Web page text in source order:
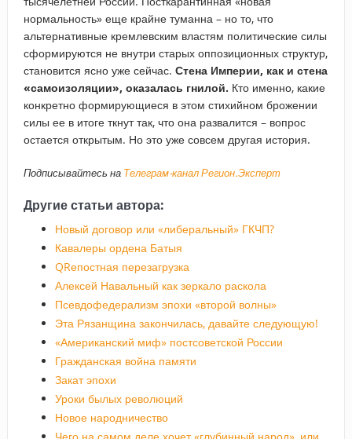
нормальность» еще крайне туманна – но то, что
альтернативные кремлевским властям политические силы
сформируются не внутри старых оппозиционных структур,
становится ясно уже сейчас. Стена Империи, как и стена
«самоизоляции», оказалась гнилой. Кто именно, какие
конкретно формирующиеся в этом стихийном брожении
силы ее в итоге ткнут так, что она развалится – вопрос
остается открытым. Но это уже совсем другая история.
Подписывайтесь на Телеграм-канал Регион.Эксперт
Другие статьи автора:
Новый договор или «либеральный» ГКЧП?
Кавалеры ордена Батыя
QRепостная перезагрузка
Алексей Навальный как зеркало раскола
Псевдофедерализм эпохи «второй волны»
Эта Рязанщина закончилась, давайте следующую!
«Американский миф» постсоветской России
Гражданская война памяти
Закат эпохи
Уроки былых революций
Новое народничество